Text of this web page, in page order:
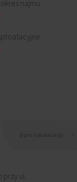
najmu
przy ul.